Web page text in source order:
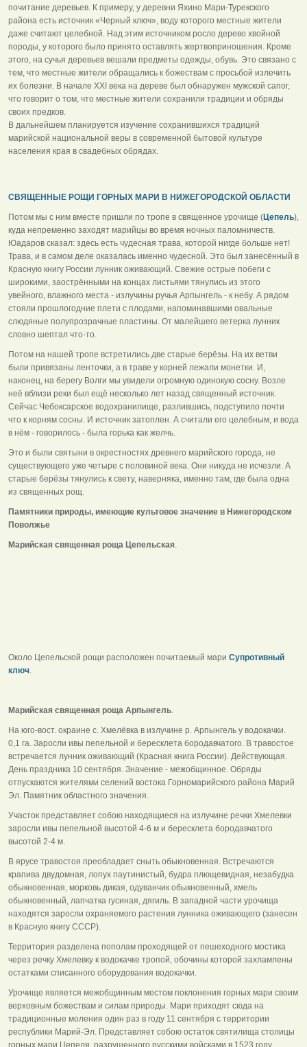
почитание деревьев. К примеру, у деревни Яхино Мари-Турекского
района есть источник «Черный ключ», воду которого местные жители
даже считают целебной. Над этим источником росло дерево хвойной
породы, у которого было принято оставлять жертвоприношения. Кроме
этого, на сучья деревьев вешали предметы одежды, обувь. Это связано с
тем, что местные жители обращались к божествам с просьбой излечить
их болезни. В начале XXI века на дереве был обнаружен мужской сапог,
что говорит о том, что местные жители сохранили традиции и обряды
своих предков.
В дальнейшем планируется изучение сохранившихся традиций
марийской национальной веры в современной бытовой культуре
населения края в свадебных обрядах.
СВЯЩЕННЫЕ РОЩИ ГОРНЫХ МАРИ В НИЖЕГОРОДСКОЙ ОБЛАСТИ
Потом мы с ним вместе пришли по тропе в священное урочище (Цепель),
куда непременно заходят марийцы во время ночных паломничеств.
Юадаров сказал: здесь есть чудесная трава, которой нигде больше нет!
Трава, и в самом деле оказалась именно чудесной. Это был занесённый в
Красную книгу России лунник оживающий. Свежие острые побеги с
широкими, заострёнными на концах листьями тянулись из этого
увейного, влажного места - излучины ручья Арпынгель - к небу. А рядом
стояли прошлогодние плети с плодами, напоминавшими овальные
слюдяные полупрозрачные пластины. От малейшего ветерка лунник
словно шептал что-то.
Потом на нашей тропе встретились две старые берёзы. На их ветви
были привязаны ленточки, а в траве у корней лежали монетки. И,
наконец, на берегу Волги мы увидели огромную одинокую сосну. Возле
неё вблизи реки был ещё несколько лет назад священный источник.
Сейчас Чебоксарское водохранилище, разлившись, подступило почти
что к корням сосны. И источник затоплен. А считали его целебным, и вода
в нём - говорилось - была горька как желчь.
Это и были святыни в окрестностях древнего марийского города, не
существующего уже четыре с половиной века. Они никуда не исчезли. А
старые берёзы тянулись к свету, наверняка, именно там, где была одна
из священных рощ.
Памятники природы, имеющие культовое значение в Нижегородском
Поволжье
Марийская священная роща Цепельская.
Около Цепельской рощи расположен почитаемый мари Супротивный
ключ.
Марийская священная роща Арпынгель.
На юго-вост. окраине с. Хмелёвка в излучине р. Арпынгель у водокачки.
0,1 га. Заросли ивы пепельной и бересклета бородавчатого. В травостое
встречается лунник оживающий (Красная книга России). Действующая.
День праздника 10 сентября. Значение - межобщинное. Обряды
отпускаются жителями селений востока Горномарийского района Марий
Эл. Памятник областного значения.
Участок представляет собою находящиеся на излучине речки Хмелевки
заросли ивы пепельной высотой 4-6 м и бересклета бородавчатого
высотой 2-4 м.
В ярусе травостоя преобладает сныть обыкновенная. Встречаются
крапива двудомная, лопух паутинистый, будра плющевидная, незабудка
обыкновенная, морковь дикая, одуванчик обыкновенный, хмель
обыкновенный, лапчатка гусиная, дягиль. В западной части урочища
находятся заросли охраняемого растения лунника оживающего (занесен
в Красную книгу СССР).
Территория разделена пополам проходящей от пешеходного мостика
через речку Хмелевку к водокачке тропой, обочины которой захламлены
остатками списанного оборудования водокачки.
Урочище является межобщинным местом поклонения горных мари своим
верховным божествам и силам природы. Мари приходят сюда на
традиционные моления один раз в году 11 сентября с территории
республики Марий-Эл. Представляет собою остаток святилища столицы
горных мари Цепеля, разрушенного русскими войсками в 1523 году.